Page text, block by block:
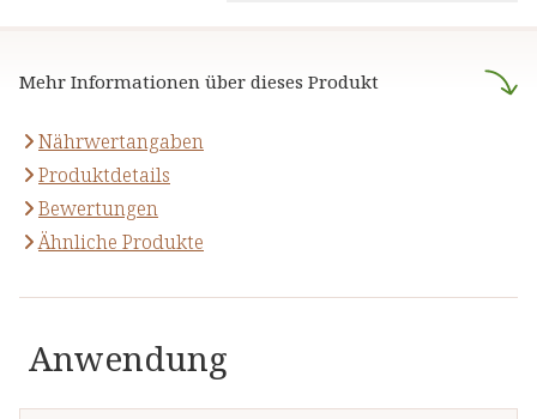
Wohlbefinden.
Mehr Informationen über dieses Produkt
Nährwertangaben
Produktdetails
Bewertungen
Ähnliche Produkte
Anwendung
stützen.